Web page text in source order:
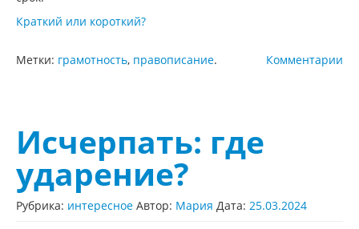
Краткий или короткий?
Комментарии
Метки: грамотность, правописание.
Исчерпать: где
ударение?
Рубрика: интересное Автор: Мария Дата: 25.03.2024